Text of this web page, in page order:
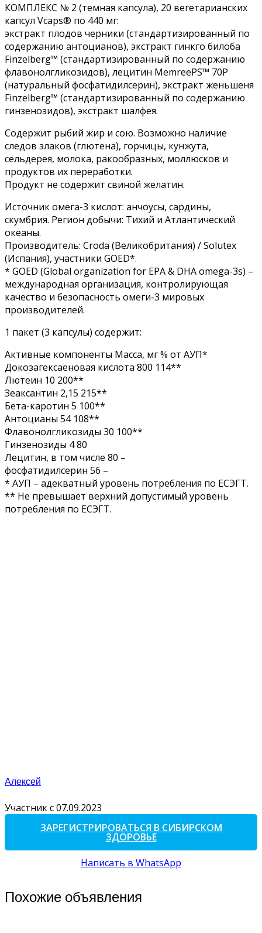
КОМПЛЕКС № 2 (темная капсула), 20 вегетарианских
капсул Vcaps® по 440 мг:
экстракт плодов черники (стандартизированный по
содержанию антоцианов), экстракт гинкго билоба
Finzelberg™ (стандартизированный по содержанию
флавонолгликозидов), лецитин MemreePS™ 70Р
(натуральный фосфатидилсерин), экстракт женьшеня
Finzelberg™ (стандартизированный по содержанию
гинзенозидов), экстракт шалфея.
Содержит рыбий жир и сою. Возможно наличие
следов злаков (глютена), горчицы, кунжута,
сельдерея, молока, ракообразных, моллюсков и
продуктов их переработки.
Продукт не содержит свиной желатин.
Источник омега-3 кислот: анчоусы, сардины,
скумбрия. Регион добычи: Тихий и Атлантический
океаны.
Производитель: Croda (Великобритания) / Solutex
(Испания), участники GOED*.
* GOED (Global organization for EPA & DHA omega-3s) –
международная организация, контролирующая
качество и безопасность омеги-3 мировых
производителей.
1 пакет (3 капсулы) содержит:
Активные компоненты Масса, мг % от АУП*
Докозагексаеновая кислота 800 114**
Лютеин 10 200**
Зеаксантин 2,15 215**
Бета-каротин 5 100**
Антоцианы 54 108**
Флавонолгликозиды 30 100**
Гинзенозиды 4 80
Лецитин, в том числе 80 –
фосфатидилсерин 56 –
* АУП – адекватный уровень потребления по ЕСЭГТ.
** Не превышает верхний допустимый уровень
потребления по ЕСЭГТ.
Алексей
Участник с 07.09.2023
ЗАРЕГИСТРИРОВАТЬСЯ В СИБИРСКОМ
ЗДОРОВЬЕ
Написать в WhatsApp
Похожие объявления